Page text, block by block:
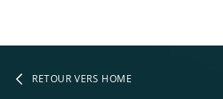
RETOUR VERS HOME